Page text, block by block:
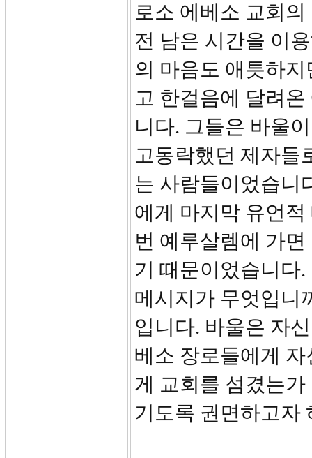
로소 에베소 교회
전 남은 시간을 이
의 마음도 애틋하
고 한걸음에 달려
니다. 그들은 바울
고동락했던 제자들
는 사람들이었습니
에게 마지막 유언
번 예루살렘에 가
기 때문이었습니다
메시지가 무엇입니
입니다. 바울은 자
베소 장로들에게
게 교회를 섬겼는
기도록 권면하고자